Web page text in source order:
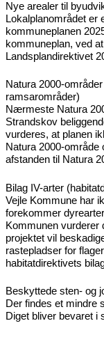
Nye arealer til
Lokalplanområdet er
kommuneplanen
kommuneplan, ved
Landsplandirektivet
Natura 2000-
ramsarområder)
Nærmeste Natura
Strandskov
vurderes, at planen
Natura 2000-
afstanden til Natura
Bilag IV-arter
Vejle Kommune har
forekommer
Kommunen vurderer
projektet vil
rastepladser for
habitatdirektivets
Beskyttede sten- og
Der findes et mindre
Diget bliver bevaret i